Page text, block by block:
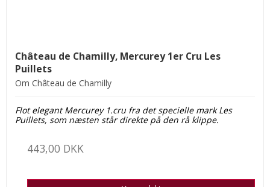
Château de Chamilly, Mercurey 1er Cru Les
Puillets
Om Château de Chamilly
Flot elegant Mercurey 1.cru fra det specielle mark Les
Puillets, som næsten står direkte på den rå klippe.
443,00 DKK